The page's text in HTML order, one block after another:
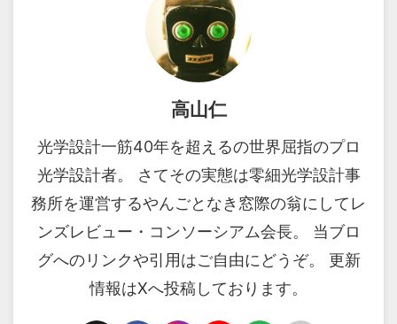
高山仁
光学設計一筋40年を超えるの世界屈指のプロ
光学設計者。 さてその実態は零細光学設計事
務所を運営するやんごとなき窓際の翁にしてレ
ンズレビュー・コンソーシアム会長。 当ブロ
グへのリンクや引用はご自由にどうぞ。 更新
情報はXへ投稿しております。